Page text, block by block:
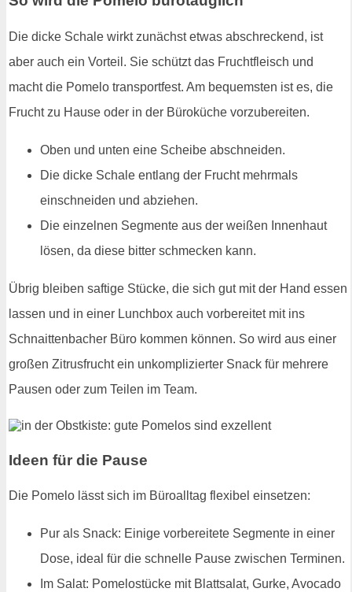
Die dicke Schale wirkt zunächst etwas abschreckend, ist
aber auch ein Vorteil. Sie schützt das Fruchtfleisch und
macht die Pomelo transportfest. Am bequemsten ist es, die
Frucht zu Hause oder in der Büroküche vorzubereiten.
Oben und unten eine Scheibe abschneiden.
Die dicke Schale entlang der Frucht mehrmals
einschneiden und abziehen.
Die einzelnen Segmente aus der weißen Innenhaut
lösen, da diese bitter schmecken kann.
Übrig bleiben saftige Stücke, die sich gut mit der Hand essen
lassen und in einer Lunchbox auch vorbereitet mit ins
Schnaittenbacher Büro kommen können. So wird aus einer
großen Zitrusfrucht ein unkomplizierter Snack für mehrere
Pausen oder zum Teilen im Team.
Ideen für die Pause
Die Pomelo lässt sich im Büroalltag flexibel einsetzen:
Pur als Snack: Einige vorbereitete Segmente in einer
Dose, ideal für die schnelle Pause zwischen Terminen.
Im Salat: Pomelostücke mit Blattsalat, Gurke, Avocado